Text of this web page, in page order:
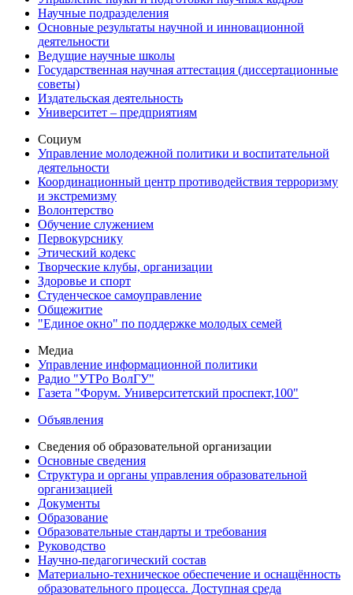
Научные подразделения
Основные результаты научной и инновационной
деятельности
Ведущие научные школы
Государственная научная аттестация (диссертационные
советы)
Издательская деятельность
Университет – предприятиям
Социум
Управление молодежной политики и воспитательной
деятельности
Координационный центр противодействия терроризму
и экстремизму
Волонтерство
Обучение служением
Первокурснику
Этический кодекс
Творческие клубы, организации
Здоровье и спорт
Студенческое самоуправление
Общежитие
"Единое окно" по поддержке молодых семей
Медиа
Управление информационной политики
Радио "УТРо ВолГУ"
Газета "Форум. Университетский проспект,100"
Объявления
Сведения об образовательной организации
Основные сведения
Структура и органы управления образовательной
организацией
Документы
Образование
Образовательные стандарты и требования
Руководство
Научно-педагогический состав
Материально-техническое обеспечение и оснащённость
образовательного процесса. Доступная среда